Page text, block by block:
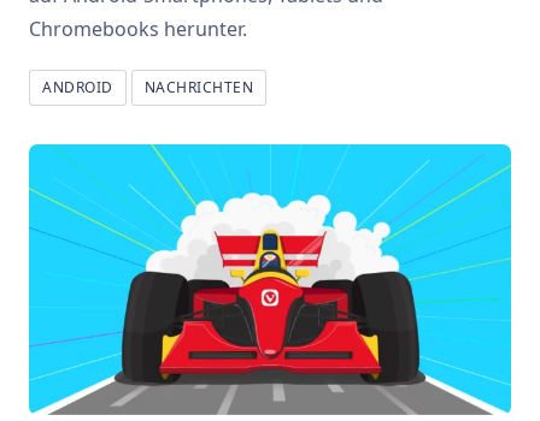
Chromebooks herunter.
ANDROID NACHRICHTEN